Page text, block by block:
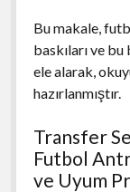
Bu makale,
baskıları ve
ele alarak,
hazırlanmıştır.
Transfer
Futbol
ve Uyum